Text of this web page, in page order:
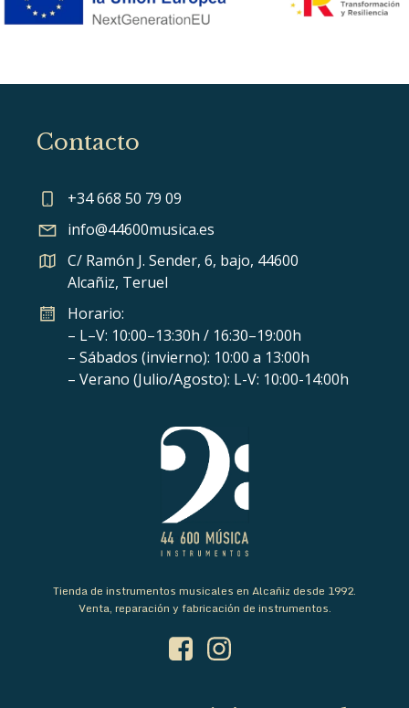
Contacto
+34 668 50 79 09
info@44600musica.es
C/ Ramón J. Sender, 6, bajo, 44600
Alcañiz, Teruel
Horario:
– L–V: 10:00–13:30h / 16:30–19:00h
– Sábados (invierno): 10:00 a 13:00h
– Verano (Julio/Agosto): L-V: 10:00-14:00h
Tienda de instrumentos musicales en Alcañiz desde 1992.
Venta, reparación y fabricación de instrumentos.